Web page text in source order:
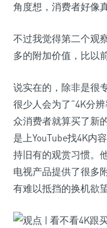
角度想，消费者好像
不过我觉得第二个观
多的附加价值，比以
说实在的，除非是很
很少人会为了“4K分
众消费者就算买了新
是上YouTube找4K内
持旧有的观赏习惯。
电视产品提供了很多
有难以抵挡的换机欲望